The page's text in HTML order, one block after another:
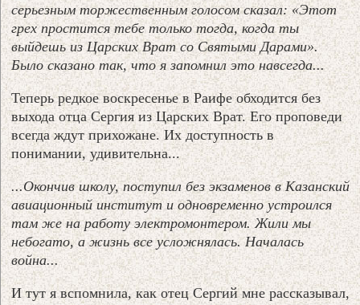
серьезным торжественным голосом сказал: «Этот
грех простится тебе только тогда, когда ты
выйдешь из Царских Врат со Святыми Дарами».
Было сказано так, что я запомнил это навсегда...
Теперь редкое воскресенье в Раифе обходится без
выхода отца Сергия из Царских Врат. Его проповеди
всегда ждут прихожане. Их доступность в
понимании, удивительна...
...Окончив школу, поступил без экзаменов в Казанский
авиационный институт и одновременно устроился
там же на работу электромонтером. Жили мы
небогато, а жизнь все усложнялась. Началась
война...
И тут я вспомнила, как отец Сергий мне рассказывал,